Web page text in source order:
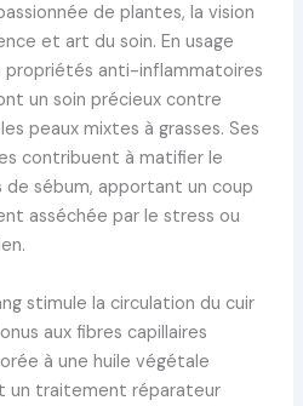
de plantes, la vision
et art du soin. En usage
propriétés anti-inflammatoires
un soin précieux contre
peaux mixtes à grasses. Ses
contribuent à matifier le
de sébum, apportant un coup
asséchée par le stress ou
stimule la circulation du cuir
aux fibres capillaires
à une huile végétale
un traitement réparateur